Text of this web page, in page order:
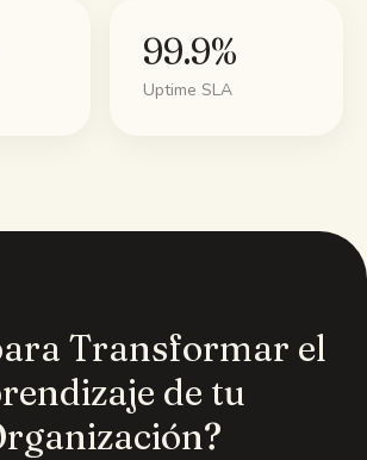
99.9%
Uptime SLA
Transformar el
de tu